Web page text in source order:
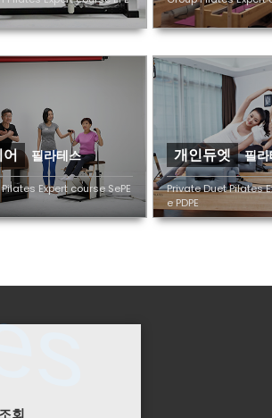
필라테스
Expert course SePE
개인듀엣 필
Private Duet Pilates
e PDPE
회
since 2003